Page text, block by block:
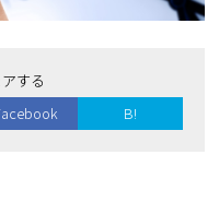
する
B!